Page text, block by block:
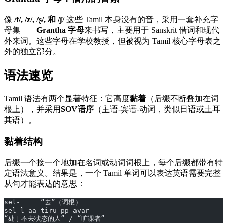
像 /f/, /z/, /ʂ/, 和 /ʃ/这些 Tamil 本身没有的音，采用一套补充字
母集——Grantha 字母来书写，主要用于 Sanskrit 借词和现代
外来词。这些字母在学校教授，但被视为 Tamil 核心字母表之
外的独立部分。
语法速览
Tamil 语法有两个显著特征：它高度黏着 （后缀不断叠加在词
根上），并采用SOV语序 （主语-宾语-动词，类似日语或土耳
其语）。
黏着结构
后缀一个接一个地加在名词或动词词根上，每个后缀都带有特
定语法意义。结果是，一个 Tamil 单词可以表达英语需要完整
从句才能表达的意思：
sel-     “去”（词根）
sel-l-aa-tiru-pp-avar
“处于不去状态的人” / “旷课者”